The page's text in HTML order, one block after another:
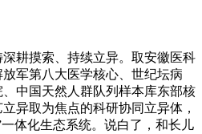
摸索、持续立异。取安徽医科
军第八大医学核心、世纪坛病
中国天然人群队列样本库东部核
异取为焦点的科研协同立异体，
体化生态系统。说白了，和长儿